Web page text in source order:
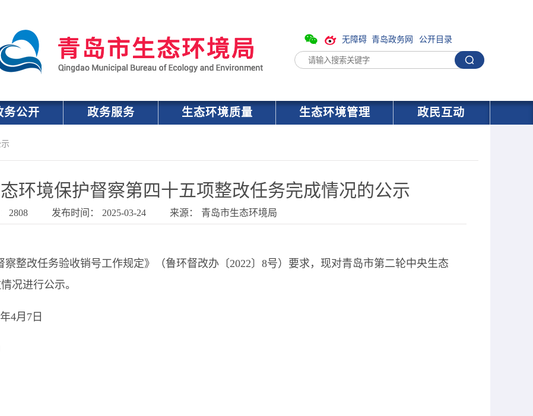
无障碍 青岛政务网 公开目录
务公开 政务服务 生态环境质量 生态环境管理 政民互动
环境保护督察第四十五项整改任务完成情况的公示
2808 发布时间： 2025-03-24 来源： 青岛市生态环境局
整改任务验收销号工作规定》（鲁环督改办〔2022〕8号）要求，现对青岛市第二轮中央生态
况进行公示。
4月7日